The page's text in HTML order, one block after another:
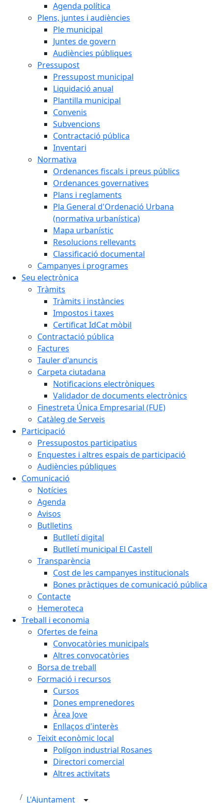
Agenda política
Plens, juntes i audiències
Ple municipal
Juntes de govern
Audiències públiques
Pressupost
Pressupost municipal
Liquidació anual
Plantilla municipal
Convenis
Subvencions
Contractació pública
Inventari
Normativa
Ordenances fiscals i preus públics
Ordenances governatives
Plans i reglaments
Pla General d'Ordenació Urbana
(normativa urbanística)
Mapa urbanístic
Resolucions rellevants
Classificació documental
Campanyes i programes
Seu electrònica
Tràmits
Tràmits i instàncies
Impostos i taxes
Certificat IdCat mòbil
Contractació pública
Factures
Tauler d'anuncis
Carpeta ciutadana
Notificacions electròniques
Validador de documents electrònics
Finestreta Única Empresarial (FUE)
Catàleg de Serveis
Participació
Pressupostos participatius
Enquestes i altres espais de participació
Audiències públiques
Comunicació
Notícies
Agenda
Avisos
Butlletins
Butlletí digital
Butlletí municipal El Castell
Transparència
Cost de les campanyes institucionals
Bones pràctiques de comunicació pública
Contacte
Hemeroteca
Treball i economia
Ofertes de feina
Convocatòries municipals
Altres convocatòries
Borsa de treball
Formació i recursos
Cursos
Dones emprenedores
Àrea Jove
Enllaços d'interès
Teixit econòmic local
Polígon industrial Rosanes
Directori comercial
Altres activitats
L'Ajuntament